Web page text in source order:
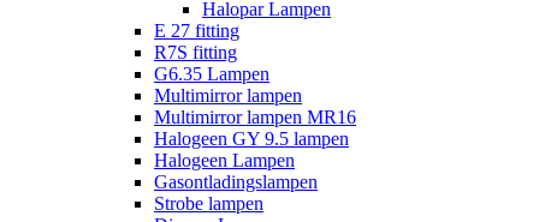
Halopar Lampen
E 27 fitting
R7S fitting
G6.35 Lampen
Multimirror lampen
Multimirror lampen MR16
Halogeen GY 9.5 lampen
Halogeen Lampen
Gasontladingslampen
Strobe lampen